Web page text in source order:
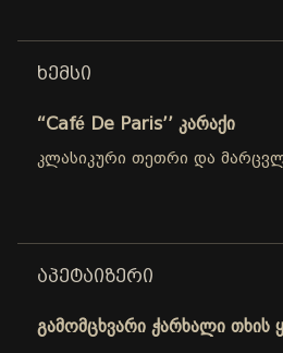
ᲮᲔᲛᲡᲘ
“Café De Paris’’ კარაქი
კლასიკური თეთრი და
ᲐᲞᲔᲢᲐᲘᲖᲔᲠᲘ
გამომცხვარი ჭარხალი თხის